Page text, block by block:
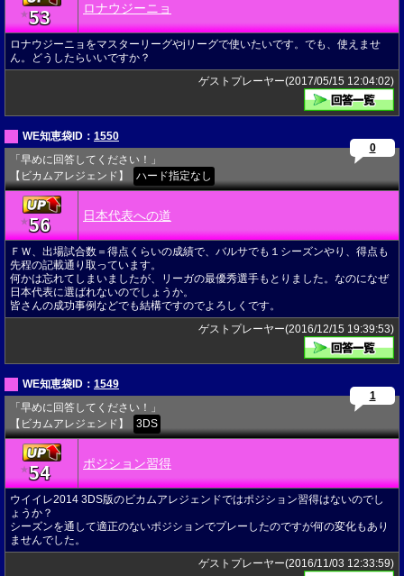
★53 ロナウジーニョ
ロナウジーニョをマスターリーグやjリーグで使いたいです。でも、使えませ
ん。どうしたらいいですか？
ゲストプレーヤー(2017/05/15 12:04:02)
WE知恵袋ID： 1550
「早めに回答してください！」
【ビカムアレジェンド】
ハード指定なし
0
★56 日本代表への道
ＦＷ、出場試合数＝得点くらいの成績で、バルサでも１シーズンやり、得点も
先程の記載通り取っています。
何かは忘れてしまいましたが、リーガの最優秀選手もとりました。なのになぜ
日本代表に選ばれないのでしょうか。
皆さんの成功事例などでも結構ですのでよろしくです。
ゲストプレーヤー(2016/12/15 19:39:53)
WE知恵袋ID： 1549
「早めに回答してください！」
【ビカムアレジェンド】
3DS
1
★54 ポジション習得
ウイイレ2014 3DS版のビカムアレジェンドではポジション習得はないのでし
ょうか？
シーズンを通して適正のないポジションでプレーしたのですが何の変化もあり
ませんでした。
ゲストプレーヤー(2016/11/03 12:33:59)